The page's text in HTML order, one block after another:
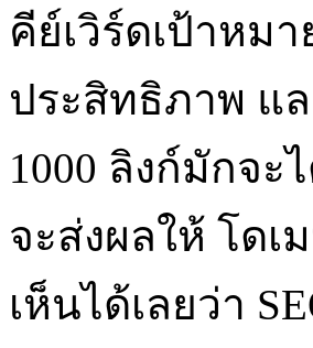
คีย์เวิร์ดเป้าหม
ประสิทธิภาพ แ
1000 ลิงก์มักจะ
จะส่งผลให้ โดเ
เห็นได้เลยว่า